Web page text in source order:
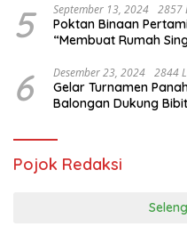
5 September 13, 2024 2857
Poktan Binaan
“Membuat Rumah
6 Desember 23, 2024 2844
Gelar Turnamen
Balongan Dukung
Pojok Redaksi